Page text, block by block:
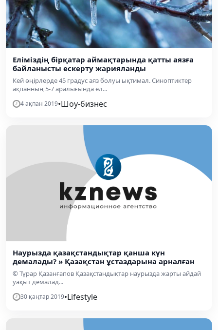
Еліміздің бірқатар аймақтарында қатты аязға
байланысты ескерту жарияланды
Кей өңірлерде 45 градус аяз болуы ықтимал. Синоптиктер
ақпанның 5-7 аралығында ел...
4 ақпан 2019•Шоу-бизнес
Наурызда қазақстандықтар қанша күн
демалады? » Қазақстан ұстаздарына арналған
© Тұрар Қазанғапов Қазақстандықтар наурызда жарты айдай
уақыт демалад...
30 қаңтар 2019•Lifestyle